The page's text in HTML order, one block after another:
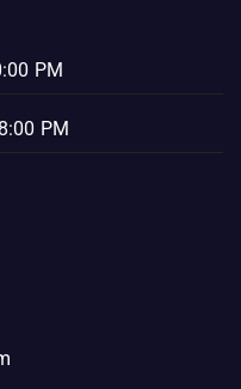
PM
PM